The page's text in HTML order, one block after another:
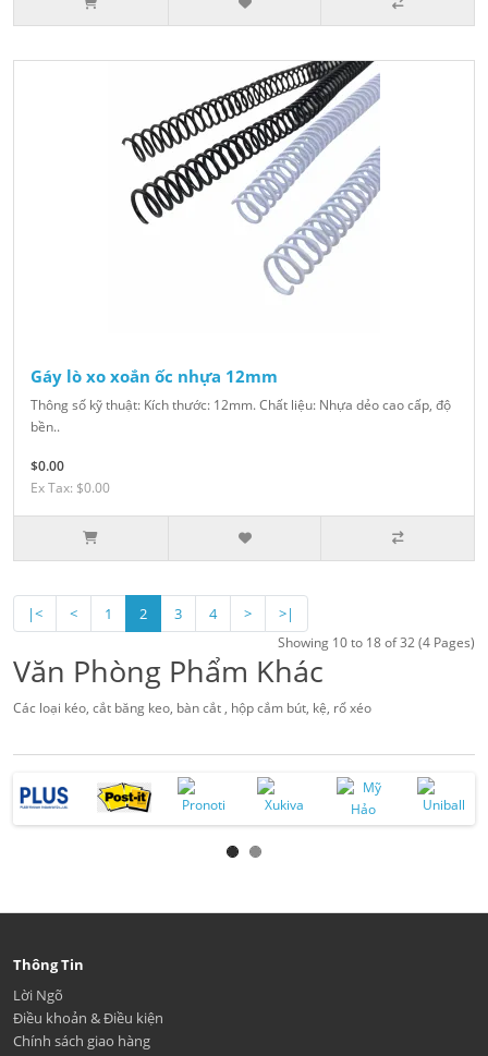
Gáy lò xo xoắn ốc nhựa 12mm
Thông số kỹ thuật: Kích thước: 12mm. Chất liệu: Nhựa dẻo cao cấp, độ
bền..
$0.00
Ex Tax: $0.00
|< < 1 2 3 4 > >|
Showing 10 to 18 of 32 (4 Pages)
Văn Phòng Phẩm Khác
Các loại kéo, cắt băng keo, bàn cắt , hộp cắm bút, kệ, rổ xéo
Thông Tin
Lời Ngõ
Điều khoản & Điều kiện
Chính sách giao hàng